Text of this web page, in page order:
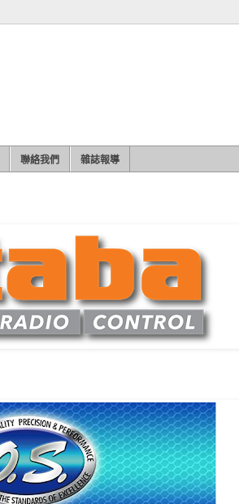
聯絡我們 雜誌報導